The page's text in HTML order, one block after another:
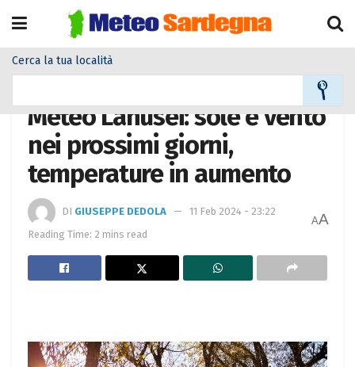
Cerca la tua località
Meteo Lanusei: sole e vento
nei prossimi giorni,
temperature in aumento
DI GIUSEPPE DEDOLA
11 Feb 2024 - 23:22
Reading Time: 2 mins read
AA